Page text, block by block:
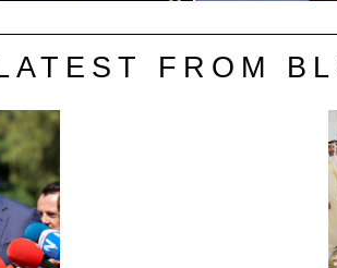
FROM